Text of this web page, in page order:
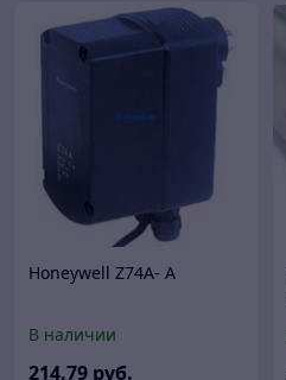
Honeywell Z74A- A
В наличии
214.79 руб.